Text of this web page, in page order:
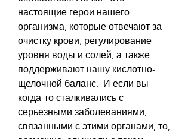
настоящие герои нашего
организма, которые отвечают за
очистку крови, регулирование
уровня воды и солей, а также
поддерживают нашу кислотно-
щелочной баланс.  И если вы
когда-то сталкивались с
серьезными заболеваниями,
связанными с этими органами, то,